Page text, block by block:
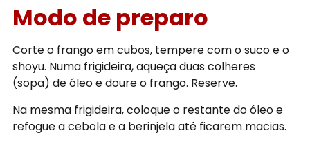
Modo de preparo
Corte o frango em cubos, tempere com o suco e o
shoyu. Numa frigideira, aqueça duas colheres
(sopa) de óleo e doure o frango. Reserve.
Na mesma frigideira, coloque o restante do óleo e
refogue a cebola e a berinjela até ficarem macias.